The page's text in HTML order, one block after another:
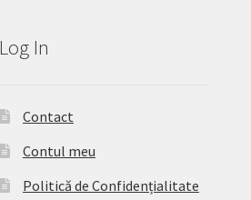
Log In
Contact
Contul meu
Politică de Confidențialitate